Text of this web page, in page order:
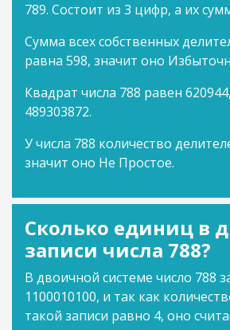
789. Состоит из 3 цифр, а их
Сумма всех собственных
равна 598, значит оно
Квадрат числа 788 равен
489303872.
У числа 788 количество
значит оно Не Простое.
Сколько единиц в
записи числа 788?
В двоичной системе число 788
1100010100, и так как
такой записи равно 4, оно